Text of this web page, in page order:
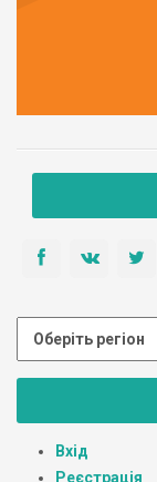
Вхід
Реєстрація